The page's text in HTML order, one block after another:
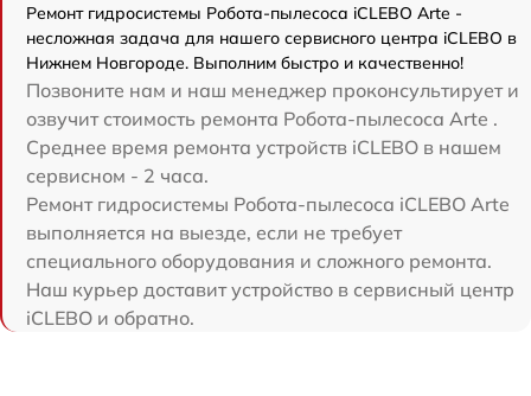
Ремонт гидросистемы Робота-пылесоса iCLEBO Arte -
несложная задача для нашего сервисного центра iCLEBO в
Нижнем Новгороде. Выполним быстро и качественно!
Позвоните нам и наш менеджер проконсультирует и
озвучит стоимость ремонта Робота-пылесоса Arte .
Среднее время ремонта устройств iCLEBO в нашем
сервисном - 2 часа.
Ремонт гидросистемы Робота-пылесоса iCLEBO Arte
выполняется на выезде, если не требует
специального оборудования и сложного ремонта.
Наш курьер доставит устройство в сервисный центр
iCLEBO и обратно.